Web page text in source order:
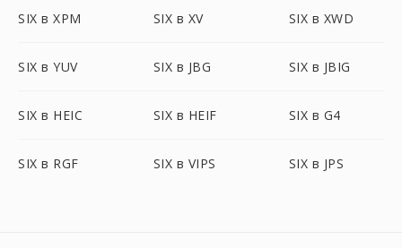
SIX в XPM SIX в XV SIX в XWD
SIX в YUV SIX в JBG SIX в JBIG
SIX в HEIC SIX в HEIF SIX в G4
SIX в RGF SIX в VIPS SIX в JPS